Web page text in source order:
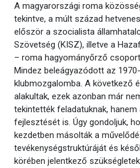
A magyarországi roma
tekintve, a múlt század
először a szocialista
Szövetség (KISZ), illetve a
– roma hagyományőrző
Mindez beleágyazódott az
klubmozgalomba. A következő
alakultak, ezek azonban már
tekintették feladatuknak,
fejlesztését is. Úgy gondoljuk,
kezdetben másolták a
tevékenységstruktúráját és
körében jelentkező